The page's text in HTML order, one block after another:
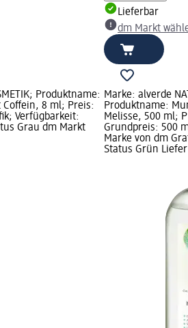
Lieferbar
dm Markt
Produktname:
8 ml; Preis:
Verfügbarkeit:
Grau dm Markt
Marke: alverde
Produktname:
Melisse, 500 ml;
Grundpreis: 500
Marke von dm
Status Grün